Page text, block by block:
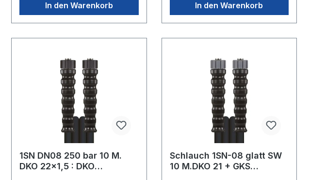
In den Warenkorb In den Warenkorb
1SN DN08 250 bar 10 M.
DKO 22x1,5 : DKO
Schlauch 1SN-08 glatt SW
10 M.DKO 21 + GKS